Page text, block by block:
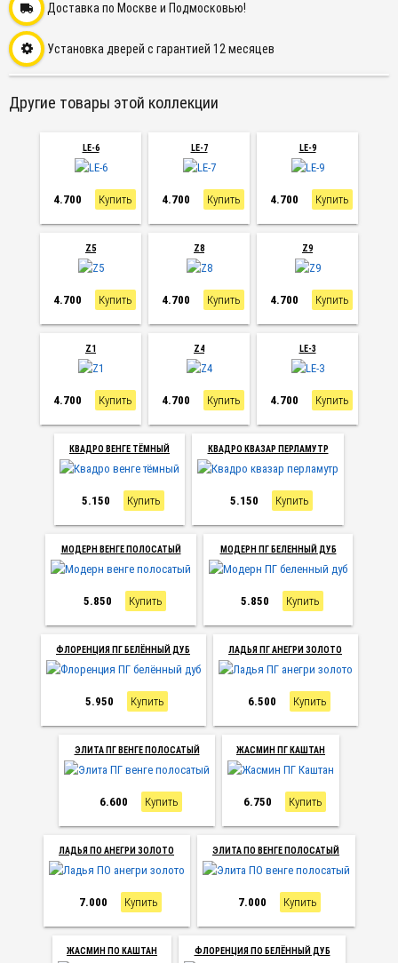
Доставка по Москве и Подмосковью!
Установка дверей с гарантией 12 месяцев
Другие товары этой коллекции
LE-6
4.700 Купить
LE-7
4.700 Купить
LE-9
4.700 Купить
Z5
4.700 Купить
Z8
4.700 Купить
Z9
4.700 Купить
Z1
4.700 Купить
Z4
4.700 Купить
LE-3
4.700 Купить
КВАДРО ВЕНГЕ ТЁМНЫЙ
5.150 Купить
КВАДРО КВАЗАР ПЕРЛАМУТР
5.150 Купить
МОДЕРН ВЕНГЕ ПОЛОСАТЫЙ
5.850 Купить
МОДЕРН ПГ БЕЛЕННЫЙ ДУБ
5.850 Купить
ФЛОРЕНЦИЯ ПГ БЕЛЁННЫЙ ДУБ
5.950 Купить
ЛАДЬЯ ПГ АНЕГРИ ЗОЛОТО
6.500 Купить
ЭЛИТА ПГ ВЕНГЕ ПОЛОСАТЫЙ
6.600 Купить
ЖАСМИН ПГ КАШТАН
6.750 Купить
ЛАДЬЯ ПО АНЕГРИ ЗОЛОТО
7.000 Купить
ЭЛИТА ПО ВЕНГЕ ПОЛОСАТЫЙ
7.000 Купить
ЖАСМИН ПО КАШТАН ФЛОРЕНЦИЯ ПО БЕЛЁННЫЙ ДУБ